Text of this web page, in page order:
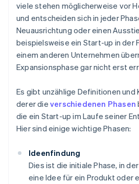
viele stehen möglicherweise vor
und entscheiden sich in jeder
Neuausrichtung oder einen
beispielsweise ein Start-up in der
einem anderen Unternehmen
Expansionsphase gar nicht erst
Es gibt unzählige Definitionen und
derer die verschiedenen Phasen
die ein Start-up im Laufe seiner
Hier sind einige wichtige Phasen:
Ideenfindung
Dies ist die initiale Phase, in
eine Idee für ein Produkt oder